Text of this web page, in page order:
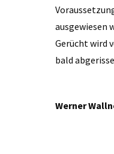
ausgewiesen
Gerücht wird
bald
Werner